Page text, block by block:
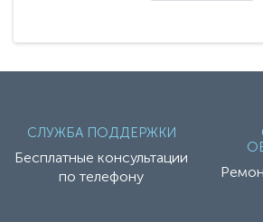
СЛУЖБА ПОДДЕРЖКИ
Бесплатные консультации
по телефону